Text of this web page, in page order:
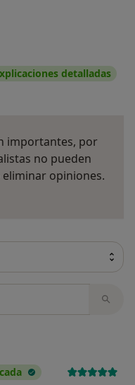
detalladas
importantes, por
no pueden
opiniones.